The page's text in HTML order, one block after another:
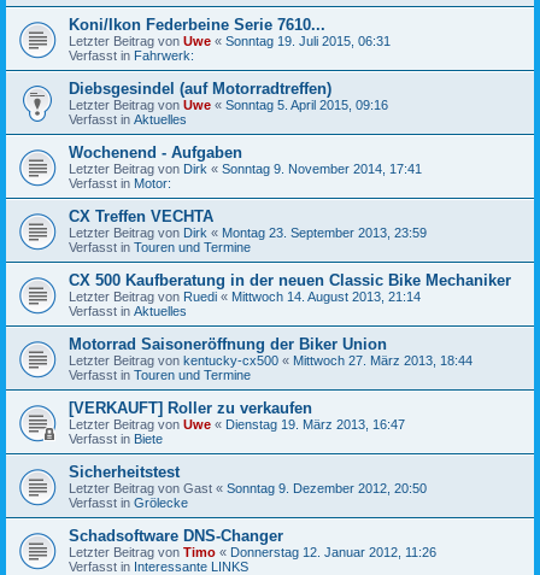
Koni/Ikon Federbeine Serie 7610...
Letzter Beitrag von Uwe « Sonntag 19. Juli 2015, 06:31
Verfasst in Fahrwerk:
Diebsgesindel (auf Motorradtreffen)
Letzter Beitrag von Uwe « Sonntag 5. April 2015, 09:16
Verfasst in Aktuelles
Wochenend - Aufgaben
Letzter Beitrag von Dirk « Sonntag 9. November 2014, 17:41
Verfasst in Motor:
CX Treffen VECHTA
Letzter Beitrag von Dirk « Montag 23. September 2013, 23:59
Verfasst in Touren und Termine
CX 500 Kaufberatung in der neuen Classic Bike Mechaniker
Letzter Beitrag von Ruedi « Mittwoch 14. August 2013, 21:14
Verfasst in Aktuelles
Motorrad Saisoneröffnung der Biker Union
Letzter Beitrag von kentucky-cx500 « Mittwoch 27. März 2013, 18:44
Verfasst in Touren und Termine
[VERKAUFT] Roller zu verkaufen
Letzter Beitrag von Uwe « Dienstag 19. März 2013, 16:47
Verfasst in Biete
Sicherheitstest
Letzter Beitrag von Gast « Sonntag 9. Dezember 2012, 20:50
Verfasst in Grölecke
Schadsoftware DNS-Changer
Letzter Beitrag von Timo « Donnerstag 12. Januar 2012, 11:26
Verfasst in Interessante LINKS